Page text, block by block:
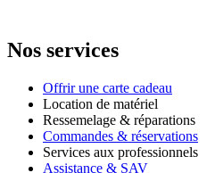
Nos services
Offrir une carte cadeau
Location de matériel
Ressemelage & réparations
Commandes & réservations
Services aux professionnels
Assistance & SAV